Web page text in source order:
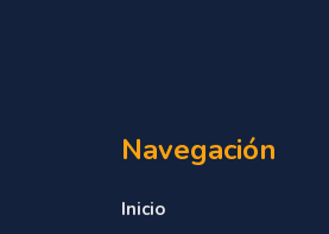
Navegación
Inicio